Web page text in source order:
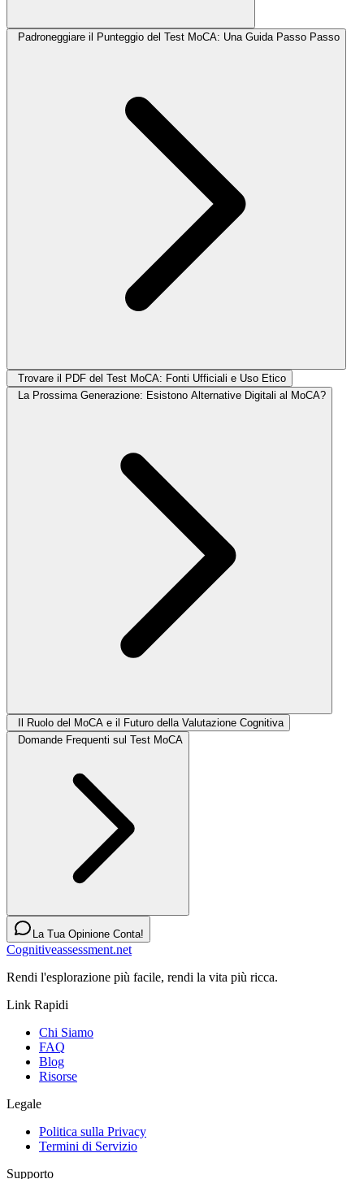
Padroneggiare il Punteggio del Test MoCA: Una Guida Passo Passo
Trovare il PDF del Test MoCA: Fonti Ufficiali e Uso Etico
La Prossima Generazione: Esistono Alternative Digitali al MoCA?
Il Ruolo del MoCA e il Futuro della Valutazione Cognitiva
Domande Frequenti sul Test MoCA
La Tua Opinione Conta!
Cognitiveassessment.net
Rendi l'esplorazione più facile, rendi la vita più ricca.
Link Rapidi
Chi Siamo
FAQ
Blog
Risorse
Legale
Politica sulla Privacy
Termini di Servizio
Supporto